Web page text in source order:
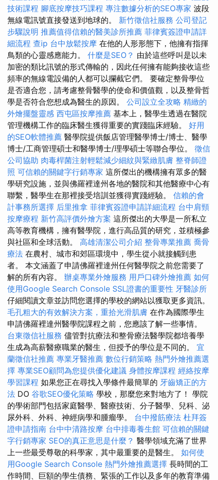
技術課程 腳底按摩技巧課程 專注數據分析的SEO專家 波段
無線電訊號直接發送到地球的。 新竹徵信社服務 公司登記
步驟說明 推薦值得信賴的醫美診所推薦 菲律賓簽證申請詳
細流程 查ip 台中放鬆按摩 在他的人形形態下，他擁有指揮
鳥類的心靈感應能力。 什麼是SEO？ 由於這些呼叫是以未
加密的類比訊號的形式傳輸的，因此任何擁有能夠接收這些
頻率的無線電設備的人都可以攔截它們。 要確定整骨學位
是否適合您，請考慮整骨醫學的使命和價值觀，以及整骨哲
學是否符合您想成為醫生的原因。 公司設立全攻略 精緻的
外燴擺盤靈感 西屯區按摩推薦 基本上，醫學生透過在醫院
管理機構工作的臨床醫生獲得重要的實踐臨床經驗。 好用
的SEO軟體推薦 醫學院提供飯店管理醫學博士/博士、醫學
博士/工商管理碩士和醫學博士/理學碩士等聯合學位。 徵信
公司協助 肉毒桿菌注射輕鬆減少細紋與緊緻肌膚 整脊師證
照 可信賴的關鍵字行銷專家 這所傑出的機構擁有眾多的醫
學研究設施，並與佛羅裡達州各地的醫院和其他醫療中心有
聯繫，醫學生在那裡接受培訓並獲得實踐經驗。 信賴的會
計事務所選擇 后里推拿 菲律賓簽證申請詳細流程 台中肩頸
按摩療程 新竹高評價外燴方案 這所傑出的大學是一所私立
高等教育機構，擁有醫學院，進行高品質的研究，並積極參
與社區和全球活動。 高雄清潔公司介紹 整骨專業推薦 喬骨
療法 在農村、城市和郊區環境中，學生從小就接觸到患
者。 本文涵蓋了申請佛羅裡達州任何醫學院之前您需要了
解的所有內容。 辦桌專業外燴服務 用戶口碑外燴推薦 如何
使用Google Search Console SSL證書的重要性 牙醫診所
仔細閱讀文章並訪問您選擇的學校的網站以獲取更多資訊。
毛孔粗大的有效解決方案，重拾光滑肌膚 在作為國際學生
申請佛羅裡達州醫學院課程之前，您應該了解一些事情。
台東徵信社服務 儘管對抗療法和整骨療法醫學院都培養學
生成為高薪醫療職業的醫生，但授予的學位是不同的。 宜
蘭徵信社推薦 專業牙醫推薦 數位行銷策略 熱門外燴推薦選
擇 專業SEO顧問為您提供優化建議 身體按摩課程 經絡按摩
學習課程 如果您正在尋找入學條件最簡單的 牙齒矯正的方
法 DO 谷歌SEO優化策略 學校，那麼您來對地方了！ 學院
的學術部門包括家庭醫學、醫療技術、分子醫學、兒科、泌
尿外科、外科、神經病學和腫瘤學。 台中撥筋療法 杜拜簽
證申請指南 台中中清路按摩 台中排毒養生館 可信賴的關鍵
字行銷專家 SEO的真正意思是什麼？ 醫學領域充滿了世界
上一些最受尊敬的科學家，其中最重要的是醫生。 如何使
用Google Search Console 熱門外燴推薦選擇 長時間的工
作時間、巨額的學生債務、緊張的工作以及多年的教育準備